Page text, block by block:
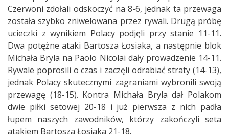
Czerwoni zdołali odskoczyć na 8-6, jednak ta przewaga
została szybko zniwelowana przez rywali. Drugą próbę
ucieczki z wynikiem Polacy podjęli przy stanie 11-11.
Dwa potężne ataki Bartosza Łosiaka, a następnie blok
Michała Bryla na Paolo Nicolai dały prowadzenie 14-11.
Rywale poprosili o czas i zaczęli odrabiać straty (14-13),
jednak Polacy skutecznymi zagraniami wybronili swoją
przewagę (18-15). Kontra Michała Bryla dał Polakom
dwie piłki setowej 20-18 i już pierwsza z nich padła
łupem naszych zawodników, którzy zakończyli seta
atakiem Bartosza Łosiaka 21-18.